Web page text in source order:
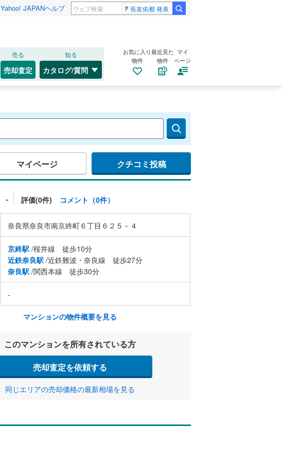
Yahoo! JAPANヘルプ 長友佑都 発表
売る
売却査定
知る
カタログ/質問
お気に入り
物件
最近見た
物件
マイ
ページ
マイページ クチコミ投稿
- 評価(0件) コメント（0件）
奈良県奈良市南京終町６丁目６２５－４
京終駅 /桜井線 徒歩10分
近鉄奈良駅 /近鉄難波・奈良線 徒歩27分
奈良駅 /関西本線 徒歩30分
-
マンションの物件概要を見る
このマンションを所有されている方
売却査定を依頼する
同じエリアの売却価格の最新相場を見る